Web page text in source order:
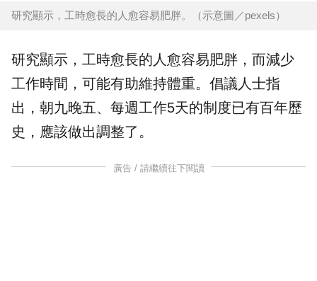
研究顯示，工時愈長的人愈容易肥胖。（示意圖／pexels）
研究顯示， 工時愈長的人愈容易肥胖 ，而減少
工作時間，可能有助維持體重。倡議人士指
出，朝九晚五、每週工作5天的制度已有百年歷
史，應該做出調整了。
廣告 / 請繼續往下閱讀